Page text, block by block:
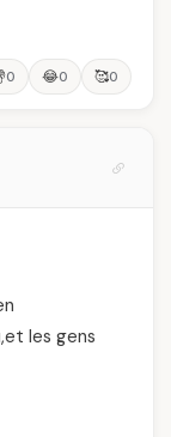
0 😂0 🥰0
les gens